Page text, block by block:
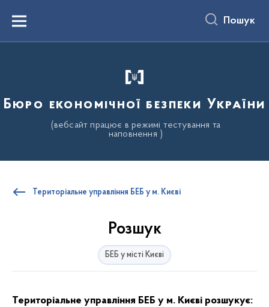
вмістуMenu Пошук
Бюро економічної безпеки України
(вебсайт працює в режимі тестування та
наповнення )
Територіальне управління БЕБ у м. Києві
Розшук
БЕБ у місті Києві
Територіальне управління БЕБ у м. Києві розшукує: